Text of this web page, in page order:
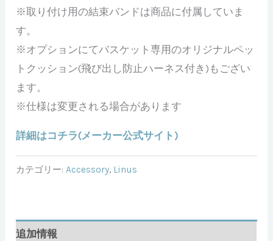
※取り付け用の結束バンドは商品に付属していま
す。
※オプションにてバスケット専用のオリジナルペッ
トクッション(飛び出し防止ハーネス付き)もござい
ます。
※仕様は変更される場合があります
詳細はコチラ(メーカー公式サイト)
カテゴリー:Accessory, Linus
追加情報